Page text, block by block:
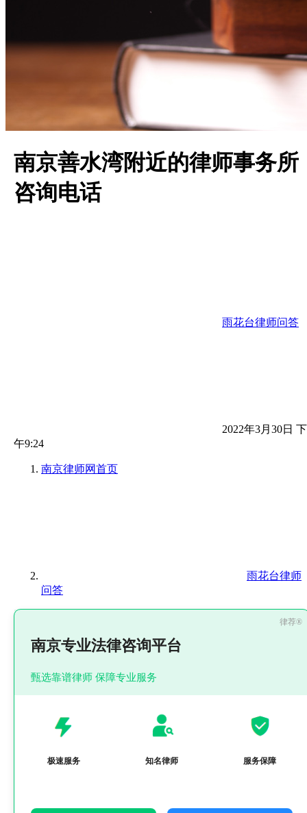
南京善水湾附近的律师事务所
咨询电话
雨花台律师问答
2022年3月30日 下
午9:24
南京律师网首页
雨花台律师
问答
南京专业法律咨询平台
甄选靠谱律师 保障专业服务
极速服务 知名律师 服务保障